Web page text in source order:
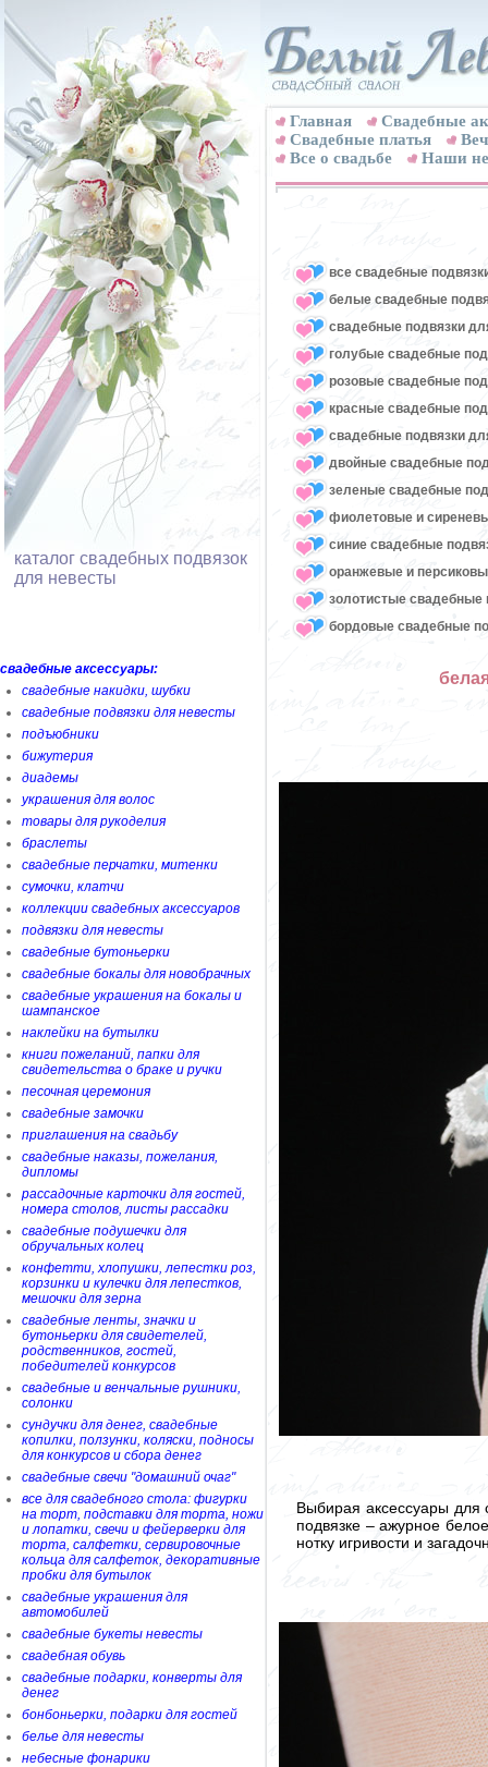
каталог свадебных подвязок
для невесты
свадебные аксессуары:
свадебные накидки, шубки
свадебные подвязки для невесты
подъюбники
бижутерия
диадемы
украшения для волос
товары для рукоделия
браслеты
свадебные перчатки, митенки
сумочки, клатчи
коллекции свадебных аксессуаров
подвязки для невесты
свадебные бутоньерки
свадебные бокалы для новобрачных
свадебные украшения на бокалы и
шампанское
наклейки на бутылки
книги пожеланий, папки для
свидетельства о браке и ручки
песочная церемония
свадебные замочки
приглашения на свадьбу
свадебные наказы, пожелания,
дипломы
рассадочные карточки для гостей,
номера столов, листы рассадки
свадебные подушечки для
обручальных колец
конфетти, хлопушки, лепестки роз,
корзинки и кулечки для лепестков,
мешочки для зерна
свадебные ленты, значки и
бутоньерки для свидетелей,
родственников, гостей,
победителей конкурсов
свадебные и венчальные рушники,
солонки
сундучки для денег, свадебные
копилки, ползунки, коляски, подносы
для конкурсов и сбора денег
свадебные свечи "домашний очаг"
все для свадебного стола: фигурки
на торт, подставки для торта, ножи
и лопатки, свечи и фейерверки для
торта, салфетки, сервировочные
кольца для салфеток, декоративные
пробки для бутылок
свадебные украшения для
автомобилей
свадебные букеты невесты
свадебная обувь
свадебные подарки, конверты для
денег
бонбоньерки, подарки для гостей
белье для невесты
небесные фонарики
Главная
Свадебные
Cвадебные платья
Все о свадьбе
Наши
все свадебные
белые свадебные
свадебные подвязки
голубые свадебные
розовые свадебные
красные свадебные
свадебные подвязки
двойные свадебные
зеленые свадебные
фиолетовые и
синие свадебные
оранжевые и
золотистые свадебные
бордовые свадебные
Выбирая аксессуары для
подвязке – ажурное
нотку игривости и